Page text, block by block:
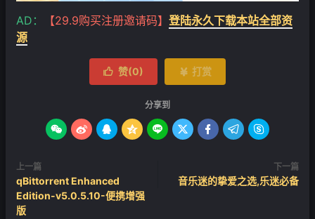
AD： 【29.9购买注册邀请码】 登陆永久下载本站全部资
源
 赞(0)  打赏
分享到
        
上一篇
qBittorrent Enhanced
Edition-v5.0.5.10-便携增强
版
下一篇
音乐迷的挚爱之选,乐迷必备